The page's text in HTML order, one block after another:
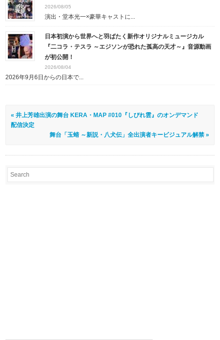
2026/08/05
演出・堂本光一×豪華キャストに...
日本初演から世界へと羽ばたく新作オリジナルミュージカル
『二コラ・テスラ ～エジソンが恐れた孤高の天才～』音源動画
が初公開！
2026/08/04
2026年9月6日からの日本で...
« 井上芳雄出演の舞台 KERA・MAP #010『しびれ雲』のオンデマンド
配信決定
舞台「玉蜻 ～新説・八犬伝」全出演者キービジュアル解禁 »